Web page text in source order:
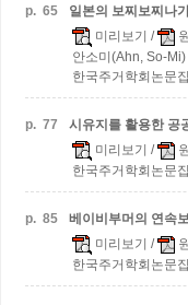
p. 65
일본의 보찌보찌나
미리보기 /
안소미(Ahn, So-Mi)
한국주거학회논문
p. 77 시유지를 활용한 공
미리보기 /
한국주거학회논문
p. 85
베이비부머의 연속
미리보기 /
한국주거학회논문